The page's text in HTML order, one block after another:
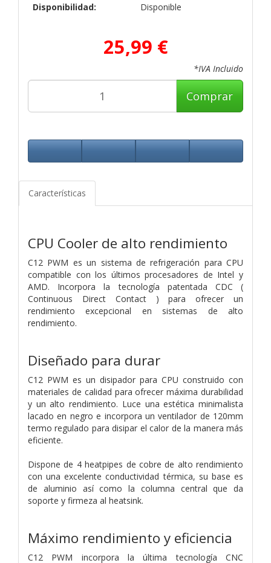
Disponibilidad:
Disponible
25,99 €
*IVA Incluido
Comprar
Características
CPU Cooler de alto rendimiento
C12 PWM es un sistema de refrigeración para CPU
compatible con los últimos procesadores de Intel y
AMD. Incorpora la tecnología patentada CDC (
Continuous Direct Contact ) para ofrecer un
rendimiento excepcional en sistemas de alto
rendimiento.
Diseñado para durar
C12 PWM es un disipador para CPU construido con
materiales de calidad para ofrecer máxima durabilidad
y un alto rendimiento. Luce una estética minimalista
lacado en negro e incorpora un ventilador de 120mm
termo regulado para disipar el calor de la manera más
eficiente.
Dispone de 4 heatpipes de cobre de alto rendimiento
con una excelente conductividad térmica, su base es
de aluminio así como la columna central que da
soporte y firmeza al heatsink.
Máximo rendimiento y eficiencia
C12 PWM incorpora la última tecnología CNC